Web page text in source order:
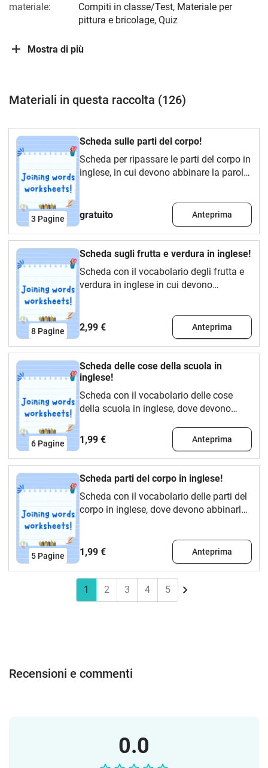
materiale:
Compiti in classe/Test, Materiale per
pittura e bricolage, Quiz
Mostra di più
Materiali in questa raccolta (126)
3 Pagine
Scheda sulle parti del corpo!
Scheda per ripassare le parti del corpo in
inglese, in cui devono abbinare la parola
gratuito Anteprima
8 Pagine
Scheda sugli frutta e verdura in inglese!
Scheda con il vocabolario degli frutta e
verdura in inglese in cui devono
2,99 €
Anteprima
6 Pagine
Scheda delle cose della scuola in
inglese!
Scheda con il vocabolario delle cose
della scuola in inglese, dove devono
1,99 €
Anteprima
5 Pagine
Scheda parti del corpo in inglese!
Scheda con il vocabolario delle parti del
corpo in inglese, dove devono abbinarlo
1,99 € Anteprima
1 2 3 4 5
Recensioni e commenti
0.0